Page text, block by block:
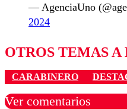
— AgenciaUno
2024
OTROS TEMAS A
CARABINERO
Ver comentarios